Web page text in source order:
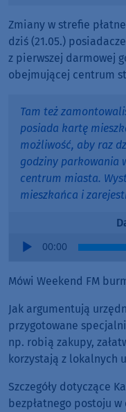
Zmiany w strefie
dziś (21.05.)
z pierwszej darmowej
obejmującej centrum
Tam też
posiada kartę
możliwość, aby raz
godziny parkowania
centrum miasta.
mieszkańca i
Audio
00:00
Mówi Weekend FM
Jak argumentują
przygotowane
np. robią zakupy,
korzystają z lokalnych
Szczegóły dotyczące
bezpłatnego postoju